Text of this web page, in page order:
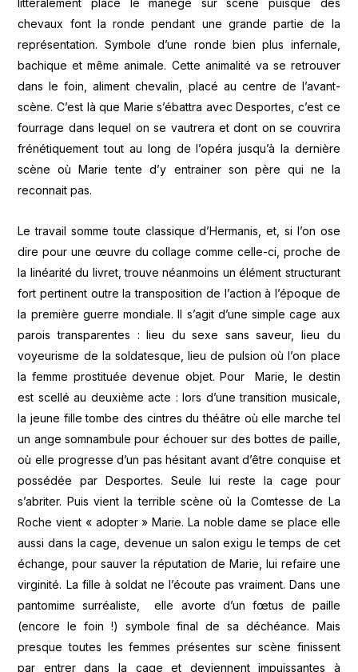
littéralement placé le manège sur scène puisque des
chevaux font la ronde pendant une grande partie de la
représentation. Symbole d’une ronde bien plus infernale,
bachique et même animale. Cette animalité va se retrouver
dans le foin, aliment chevalin, placé au centre de l’avant-
scène. C’est là que Marie s’ébattra avec Desportes, c’est ce
fourrage dans lequel on se vautrera et dont on se couvrira
frénétiquement tout au long de l’opéra jusqu’à la dernière
scène où Marie tente d’y entrainer son père qui ne la
reconnait pas.
Le travail somme toute classique d’Hermanis, et, si l’on ose
dire pour une œuvre du collage comme celle-ci, proche de
la linéarité du livret, trouve néanmoins un élément structurant
fort pertinent outre la transposition de l’action à l’époque de
la première guerre mondiale. Il s’agit d’une simple cage aux
parois transparentes : lieu du sexe sans saveur, lieu du
voyeurisme de la soldatesque, lieu de pulsion où l’on place
la femme prostituée devenue objet. Pour Marie, le destin
est scellé au deuxième acte : lors d’une transition musicale,
la jeune fille tombe des cintres du théâtre où elle marche tel
un ange somnambule pour échouer sur des bottes de paille,
où elle progresse d’un pas hésitant avant d’être conquise et
possédée par Desportes. Seule lui reste la cage pour
s’abriter. Puis vient la terrible scène où la Comtesse de La
Roche vient « adopter » Marie. La noble dame se place elle
aussi dans la cage, devenue un salon exigu le temps de cet
échange, pour sauver la réputation de Marie, lui refaire une
virginité. La fille à soldat ne l’écoute pas vraiment. Dans une
pantomime surréaliste, elle avorte d’un fœtus de paille
(encore le foin !) symbole final de sa déchéance. Mais
presque toutes les femmes présentes sur scène finissent
par entrer dans la cage et deviennent impuissantes à